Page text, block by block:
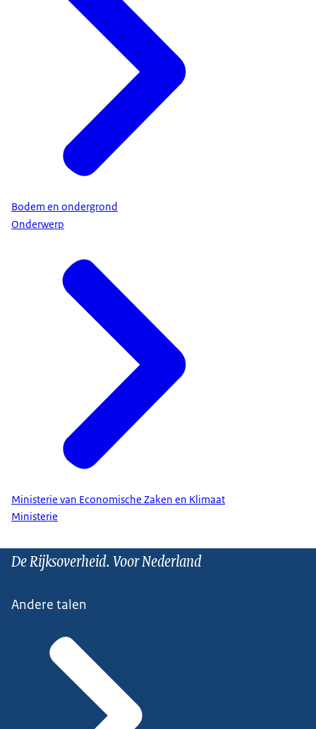
Bodem en ondergrond
Onderwerp
Ministerie van Economische Zaken en Klimaat
Ministerie
De Rijksoverheid. Voor Nederland
Andere talen